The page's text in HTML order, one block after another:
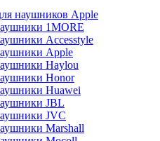
наушников Apple
1MORE
Accesstyle
Apple
Haylou
Honor
Huawei
JBL
JVC
Marshall